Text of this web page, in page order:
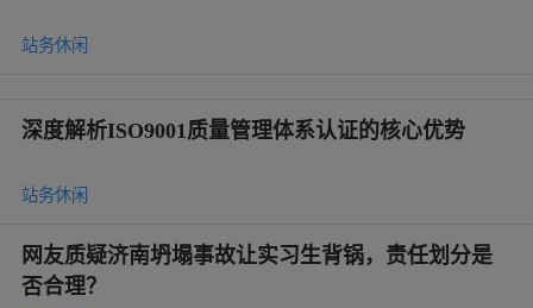
站务休闲
深度解析ISO9001质量管理体系认证的核心优势
站务休闲
网友质疑济南坍塌事故让实习生背锅，责任划分是
否合理？